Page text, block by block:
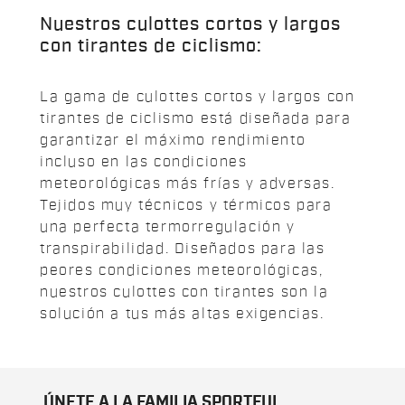
Nuestros culottes cortos y largos
con tirantes de ciclismo:
La gama de culottes cortos y largos con
tirantes de ciclismo está diseñada para
garantizar el máximo rendimiento
incluso en las condiciones
meteorológicas más frías y adversas.
Tejidos muy técnicos y térmicos para
una perfecta termorregulación y
transpirabilidad. Diseñados para las
peores condiciones meteorológicas,
nuestros culottes con tirantes son la
solución a tus más altas exigencias.